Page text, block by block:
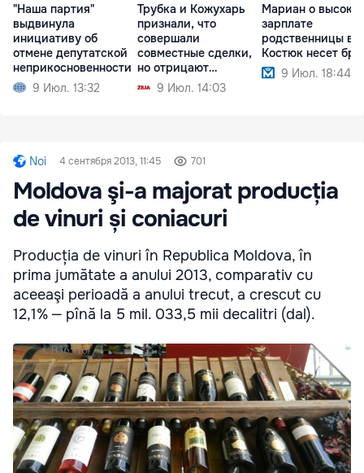
"Наша партия"
выдвинула
инициативу об
отмене депутатской
неприкосновенности
9 Июл. 13:32
Трубка и Кожухарь
признали, что
совершали
совместные сделки,
но отрицают
партнерство
9 Июл. 14:03
Мариан о
зарплате
родственницы в
Костюк несет
9 Июл. 18:44
Noi 4 сентября 2013, 11:45 701
Moldova şi-a majorat producția
de vinuri și coniacuri
Producția de vinuri în Republica Moldova, în
prima jumătate a anului 2013, comparativ cu
aceeaşi perioadă a anului trecut, a crescut cu
12,1% ‒ pînă la 5 mil. 033,5 mii decalitri (dal).